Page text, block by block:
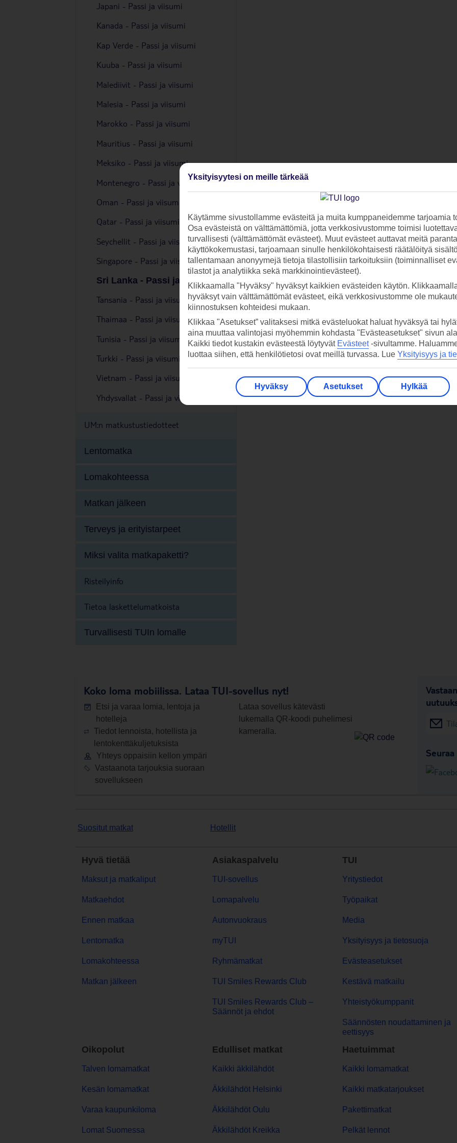
Japani - Passi ja viisumi
Kanada - Passi ja viisumi
Kap Verde - Passi ja viisumi
Kuuba - Passi ja viisumi
Malediivit - Passi ja viisumi
Malesia - Passi ja viisumi
Marokko - Passi ja viisumi
Mauritius - Passi ja viisumi
Meksiko - Passi ja viisumi
Montenegro - Passi ja viisumi
Oman - Passi ja viisumi
Qatar - Passi ja viisumi
Seychellit - Passi ja viisumi
Singapore - Passi ja viisumi
Sri Lanka - Passi ja viisumi
Tansania - Passi ja viisumi
Thaimaa - Passi ja viisumi
Tunisia - Passi ja viisumi
Turkki - Passi ja viisumi
Vietnam - Passi ja viisumi
Yhdysvallat - Passi ja viisumi
UM:n matkustustiedotteet
Lentomatka
Lomakohteessa
Matkan jälkeen
Terveys ja erityistarpeet
Miksi valita matkapaketti?
Risteilyinfo
Tietoa laskettelumatkoista
Turvallisesti TUIn lomalle
Koko loma mobiilissa. Lataa TUI-sovellus nyt!
Etsi ja varaa lomia, lentoja ja
hotelleja
Tiedot lennoista, hotellista ja
lentokenttäkuljetuksista
Yhteys oppaisiin kellon ympäri
Vastaanota tarjouksia suoraan
sovellukseen
Lataa sovellus kätevästi
lukemalla QR-koodi puhelimesi
kameralla.
Suositut matkat Hotellit
Hyvä tietää
Maksut ja matkaliput
Matkaehdot
Ennen matkaa
Lentomatka
Lomakohteessa
Matkan jälkeen
Asiakaspalvelu
TUI-sovellus
Lomapalvelu
Autonvuokraus
myTUI
Ryhmämatkat
TUI Smiles Rewards Club
TUI Smiles Rewards Club –
Säännöt ja ehdot
TUI
Yritystiedot
Työpaikat
Media
Yksityisyys ja tietosuoja
Evästeasetukset
Kestävä matkailu
Yhteistyökumppanit
Säännösten noudattaminen ja
eettisyys
Oikopolut
Talven lomamatkat
Kesän lomamatkat
Varaa kaupunkiloma
Lomat Suomessa
Edulliset matkat
Kaikki äkkilähdöt
Äkkilähdöt Helsinki
Äkkilähdöt Oulu
Äkkilähdöt Kreikka
Haetuimmat
Kaikki lomamatkat
Kaikki matkatarjoukset
Pakettimatkat
Pelkät lennot
Yksityisyytesi on meille tärkeää
Käytämme sivustollamme evästeitä ja muita kumppaneidemme tarjoamia
Osa evästeistä on välttämättömiä, jotta verkkosivustomme toimisi
turvallisesti (välttämättömät evästeet). Muut evästeet auttavat meitä
käyttökokemustasi, tarjoamaan sinulle henkilökohtaisesti räätälöityä
tallentamaan anonyymejä tietoja tilastollisiin tarkoituksiin (toiminnalliset
tilastot ja analytiikka sekä markkinointievästeet).
Klikkaamalla "Hyväksy" hyväksyt kaikkien evästeiden käytön.
hyväksyt vain välttämättömät evästeet, eikä verkkosivustomme ole
kiinnostuksen kohteidesi mukaan.
Klikkaa "Asetukset” valitaksesi mitkä evästeluokat haluat hyväksyä tai
aina muuttaa valintojasi myöhemmin kohdasta "Evästeasetukset" sivun
Kaikki tiedot kustakin evästeestä löytyvät Evästeet-sivultamme.
luottaa siihen, että henkilötietosi ovat meillä turvassa. Lue Yksityisyys ja
Hyväksy Asetukset Hylkää